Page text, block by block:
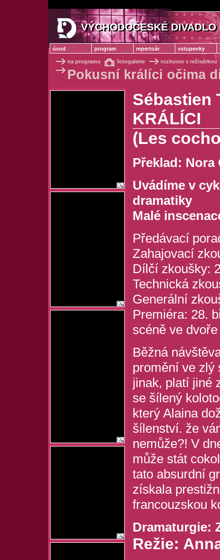
VÝCHODOČESKÉ
VÝCHODOČESKÉ DIVADLO
úvod program repertoár vstupenky
na programu fotogalerie rozhovor s režisérkou
Pokusní králíci očima
Sébastien
KRÁLÍCI
(Les
Překlad: Nora
Uvádíme v
dramatiky
Malé
Předávací
Zahajovací
Dílčí zkoušky:
Technická
Generální
Premiéra: 28.
scéně ve dvoře
Běžná
promění ve zlý
jinak, platí jiné
se šílený
který Alaina
šílenství. že
nemůže?! V
může stát
tato absurdní
získala
francouzskou
Dramaturgie:
Režie: